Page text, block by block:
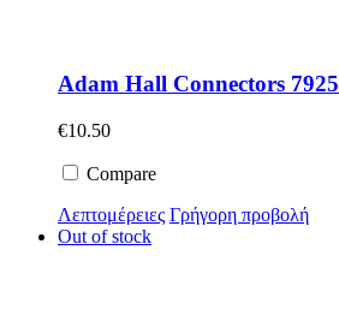
Adam Hall Connectors 7925
€10.50
Compare
Λεπτομέρειες Γρήγορη προβολή
Out of stock